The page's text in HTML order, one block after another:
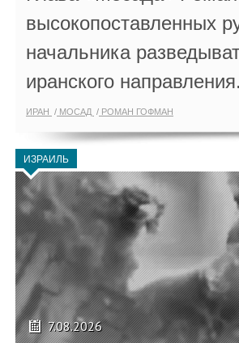
высокопоставленных
начальника
иранского направления.
ИРАН МОСАД РОМАН ГОФМАН
ИЗРАИЛЬ
7.08.2026